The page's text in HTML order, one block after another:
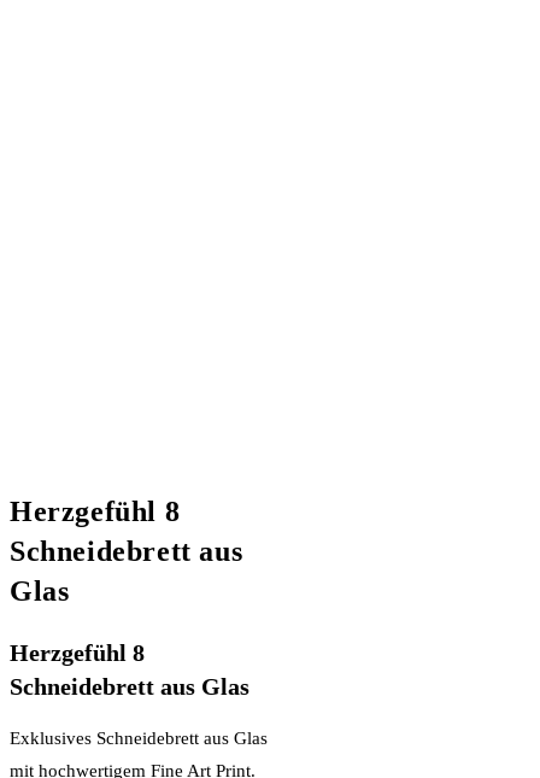
Herzgefühl 8
Schneidebrett aus
Glas
Herzgefühl 8
Schneidebrett aus Glas
Exklusives Schneidebrett aus Glas
mit hochwertigem Fine Art Print.